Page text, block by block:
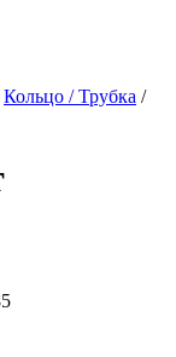
Кольцо / Трубка /